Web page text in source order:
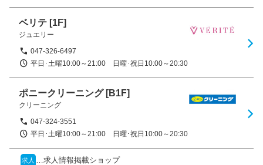
ベリテ [1F]
ジュエリー
047-326-6497
平日･土曜10:00～21:00　日曜･祝日10:00～20:30
ポニークリーニング[B1F]
クリーニング
047-324-3551
平日･土曜10:00～21:00　日曜･祝日10:00～20:30
求人 …求人情報掲載ショップ